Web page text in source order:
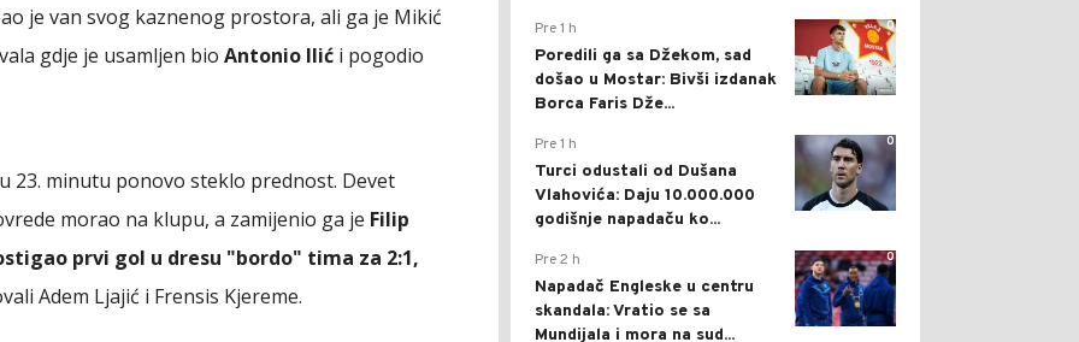
je van svog kaznenog prostora, ali ga je Mikić
gdje je usamljen bio Antonio Ilić i pogodio
23. minutu ponovo steklo prednost. Devet
morao na klupu, a zamijenio ga je Filip
prvi gol u dresu "bordo" tima za 2:1,
Adem Ljajić i Frensis Kjereme.
0
Pre 1 h
Poredili ga sa Džekom, sad
došao u Mostar: Bivši izdanak
Borca Faris Dže...
0
Pre 1 h
Turci odustali od Dušana
Vlahovića: Daju 10.000.000
godišnje napadaču ko...
0
Pre 2 h
Napadač Engleske u centru
skandala: Vratio se sa
Mundijala i mora na sud...